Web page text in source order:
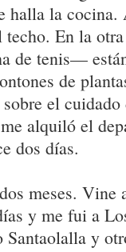
la cocina.
techo. En la
de tenis—
de
el
alquiló el
dos días.
meses. Vine
y me fui a
y